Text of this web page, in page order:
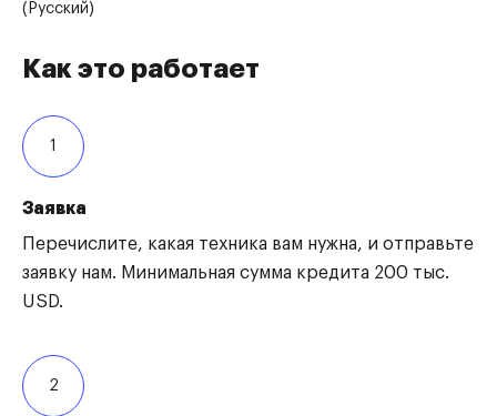
(Русский)
Как это работает
1
Заявка
Перечислите, какая техника вам нужна, и отправьте
заявку нам. Минимальная сумма кредита 200 тыс.
USD.
2